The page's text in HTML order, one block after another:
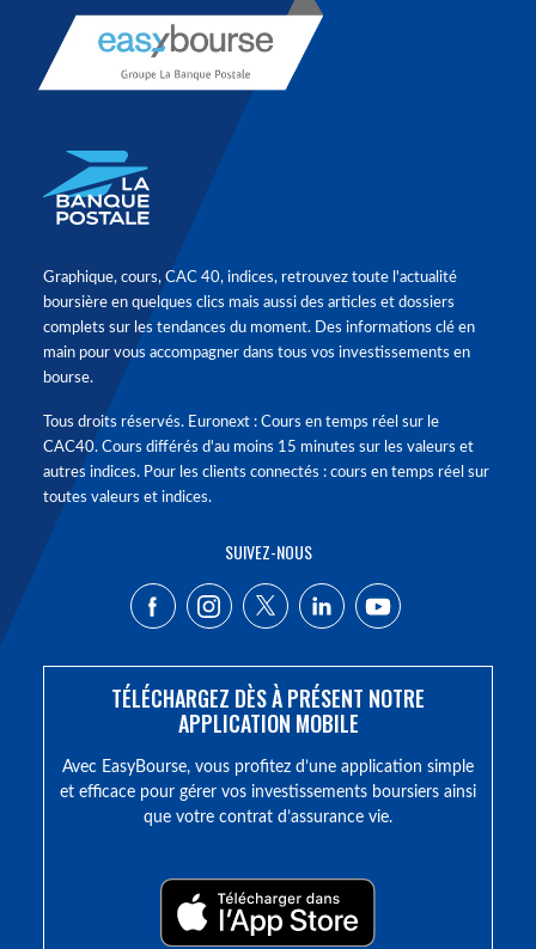
Graphique, cours, CAC 40, indices, retrouvez toute l'actualité
boursière en quelques clics mais aussi des articles et dossiers
complets sur les tendances du moment. Des informations clé en
main pour vous accompagner dans tous vos investissements en
bourse.
Tous droits réservés. Euronext : Cours en temps réel sur le
CAC40. Cours différés d'au moins 15 minutes sur les valeurs et
autres indices. Pour les clients connectés : cours en temps réel sur
toutes valeurs et indices.
SUIVEZ-NOUS
TÉLÉCHARGEZ DÈS À PRÉSENT NOTRE
APPLICATION MOBILE
Avec EasyBourse, vous profitez d’une application simple
et efficace pour gérer vos investissements boursiers ainsi
que votre contrat d’assurance vie.